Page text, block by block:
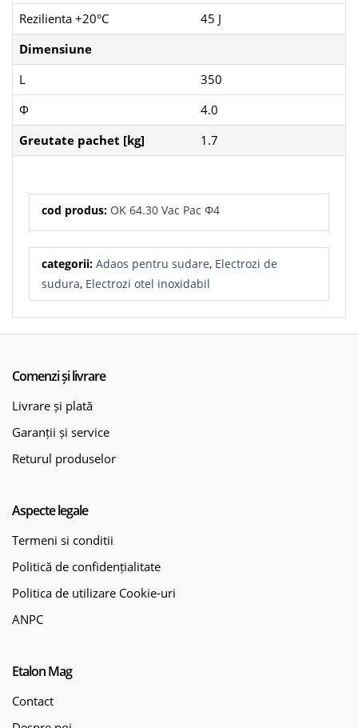
Rezilienta +20°C
45 J
Dimensiune
L
350
Φ
4.0
Greutate pachet [kg]
1.7
cod produs: OK 64.30 Vac Pac Φ4
categorii: Adaos pentru sudare, Electrozi de
sudura, Electrozi otel inoxidabil
Comenzi și livrare
Livrare și plată
Garanții și service
Returul produselor
Aspecte legale
Termeni si conditii
Politică de confidențialitate
Politica de utilizare Cookie-uri
ANPC
Etalon Mag
Contact